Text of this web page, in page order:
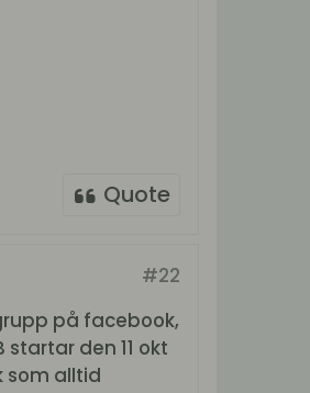
Quote
#22
på facebook,
den 11 okt
som alltid